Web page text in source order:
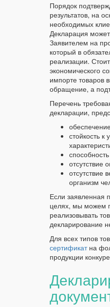
Порядок
результатов, на
необходимых
Декларация
Заявителем на
который в
реализации.
экономического
импорте товаров
обращение, а
Перечень
декларации,
стойкость
отсутствие
отсутствие
организм
Если заявленная
целях, мы можем
реализовывать
декларирование
Для всех типов
сертификат на
продукции